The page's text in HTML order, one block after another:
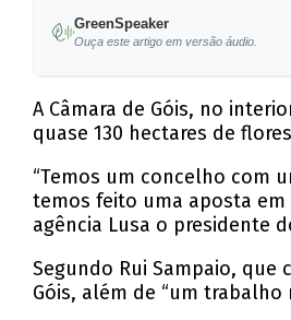
GreenSpeaker
Ouça este artigo em versão áudio.
A Câmara de Góis, no
quase 130 hectares de
“Temos um concelho com
temos feito uma aposta
agência Lusa o presidente
Segundo Rui Sampaio,
Góis, além de “um